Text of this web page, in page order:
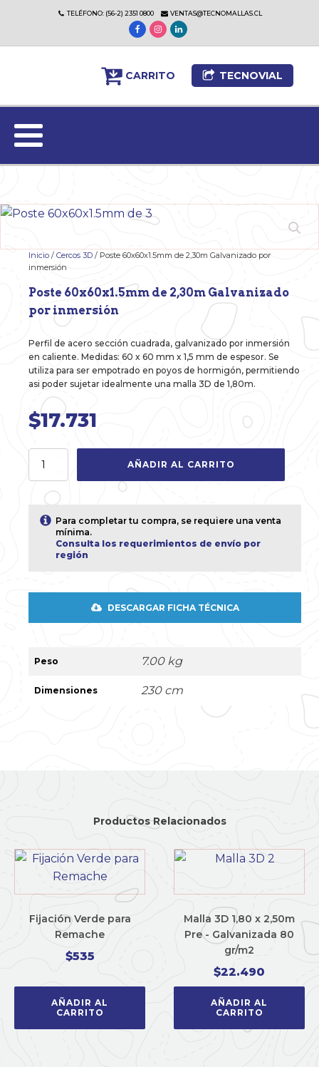
TELÉFONO: (56-2) 2351 0800 VENTAS@TECNOMALLAS.CL
CARRITO TECNOVIAL
Inicio / Cercos 3D / Poste 60x60x1.5mm de 2,30m Galvanizado por
inmersión
Poste 60x60x1.5mm de 2,30m Galvanizado
por inmersión
Perfil de acero sección cuadrada, galvanizado por inmersión
en caliente. Medidas: 60 x 60 mm x 1,5 mm de espesor. Se
utiliza para ser empotrado en poyos de hormigón, permitiendo
asi poder sujetar idealmente una malla 3D de 1,80m.
$17.731
Poste
2,30m
Galvanizado
inmersión
cantidad
AÑADIR AL CARRITO
Para completar tu compra, se requiere una venta
mínima.
Consulta los requerimientos de envío por
región
DESCARGAR FICHA TÉCNICA
Peso 7.00 kg
Dimensiones 230 cm
Productos Relacionados
Fijación Verde para
Remache
$535
AÑADIR AL
CARRITO
Malla 3D 1,80 x 2,50m
Pre - Galvanizada 80
gr/m2
$22.490
AÑADIR AL
CARRITO